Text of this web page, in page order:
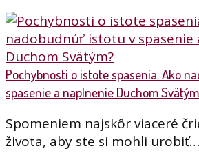
Pochybnosti o istote spasenia. Ako
spasenie a naplnenie Duchom
Spomeniem najskôr viaceré
života, aby ste si mohli urobiť…